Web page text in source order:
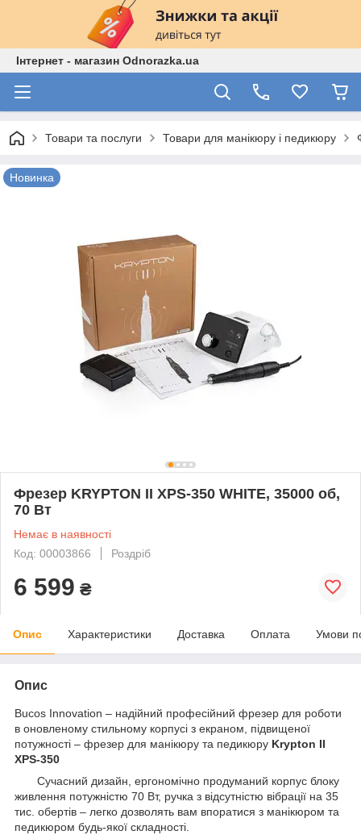
Інтернет - магазин Odnorazka.ua
Товари та послуги Товари для манікюру і педикюру
Новинка
Фрезер KRYPTON II XPS-350 WHITE, 35000 об,
70 Вт
Немає в наявності
Код: 00003866
Роздріб
6 599 ₴
Опис Характеристики Доставка Оплата Умови
Опис
Bucos Innovation – надійний професійний фрезер для роботи
в оновленому стильному корпусі з екраном, підвищеної
потужності – фрезер для манікюру та педикюру Krypton II
XPS-350
Сучасний дизайн, ергономічно продуманий корпус блоку
живлення потужністю 70 Вт, ручка з відсутністю вібрації на 35
тис. обертів – легко дозволять вам впоратися з манікюром та
педикюром будь-якої складності.